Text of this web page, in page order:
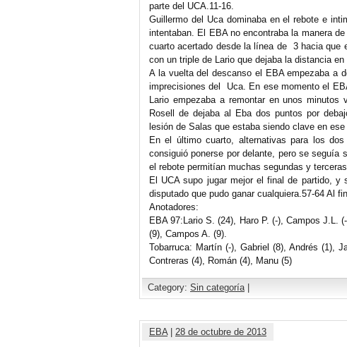
parte del UCA.11-16.
Guillermo del Uca dominaba en el rebote e
intentaban. El EBA no encontraba la manera
cuarto acertado desde la línea de 3 hacia que
con un triple de Lario que dejaba la distancia
A la vuelta del descanso el EBA empezaba a
imprecisiones del Uca. En ese momento el
Lario empezaba a remontar en unos
Rosell de dejaba al Eba dos puntos por
lesión de Salas que estaba siendo clave en
En el último cuarto, alternativas para los
consiguió ponerse por delante, pero se seguía
el rebote permitían muchas segundas y
El UCA supo jugar mejor el final de partido,
disputado que pudo ganar cualquiera.57-64 Al
Anotadores:
EBA 97:Lario S. (24), Haro P. (-), Campos J.L.
(9), Campos A. (9).
Tobarruca: Martín (-), Gabriel (8), Andrés (1),
Contreras (4), Román (4), Manu (5)
Category: Sin categoría|
EBA| 28 de octubre de 2013